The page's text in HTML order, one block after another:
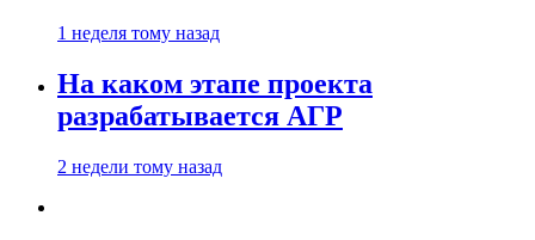
1 неделя тому назад
На каком этапе проекта
разрабатывается АГР
2 недели тому назад